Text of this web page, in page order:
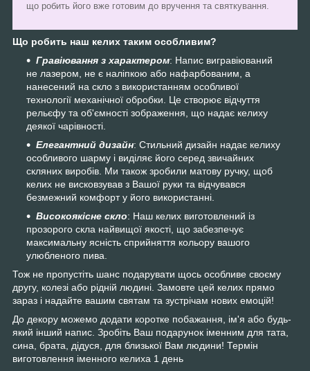
що робить його вже готовим до вручення та святкування.
Що робить наш келих таким особливим?
Гравіювання з характером: Напис вигравіюваний
не лазером, не є наліпкою або нафарбованим, а
нанесений на скло з використанням особливої
технології механічної обробки. Це створює відчуття
рельєфу та об'ємності зображення, що надає келиху
деякої чарівності.
Елегантний дизайн: Стильний дизайн надає келиху
особливого шарму і виділяє його серед звичайних
скляних виробів. Ми також зробили матову ручку, щоб
келих не висковзував з Вашої руки та відчувався
безмежний комфорт у його використанні.
Високоякісне скло: Наш келих виготовлений із
прозорого скла найвищої якості, що забезпечує
максимальну ясність сприйняття кольору вашого
улюбленого пива.
Тож не пропустіть шанс подарувати щось особливе своєму
другу, колезі або рідній людині. Замовте цей келих прямо
зараз і надайте вашим святам та зустрічам нових емоцій!
До декору можемо додати коротке побажання, ім'я або будь-
який інший напис. Зробіть Ваш подарунок іменним для тата,
сина, брата, дідуся, для близької Вам людини! Термін
виготовлення іменного келиха 1 день